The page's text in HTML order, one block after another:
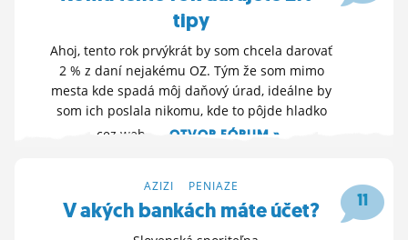
tipy
Ahoj, tento rok prvýkrát by som chcela darovať
2 % z daní nejakému OZ. Tým že som mimo
mesta kde spadá môj daňový úrad, ideálne by
som ich poslala nikomu, kde to pôjde hladko
cez web....
OTVOR FÓRUM »
11
AZIZI PENIAZE
V akých bankách máte účet?